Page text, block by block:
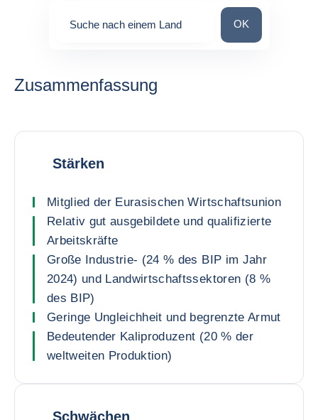
Suche nach einem Land Suche nach
OK
Zusammenfassung
Stärken
Mitglied der Eurasischen Wirtschaftsunion
Relativ gut ausgebildete und qualifizierte
Arbeitskräfte
Große Industrie- (24 % des BIP im Jahr
2024) und Landwirtschaftssektoren (8 %
des BIP)
Geringe Ungleichheit und begrenzte Armut
Bedeutender Kaliproduzent (20 % der
weltweiten Produktion)
Schwächen